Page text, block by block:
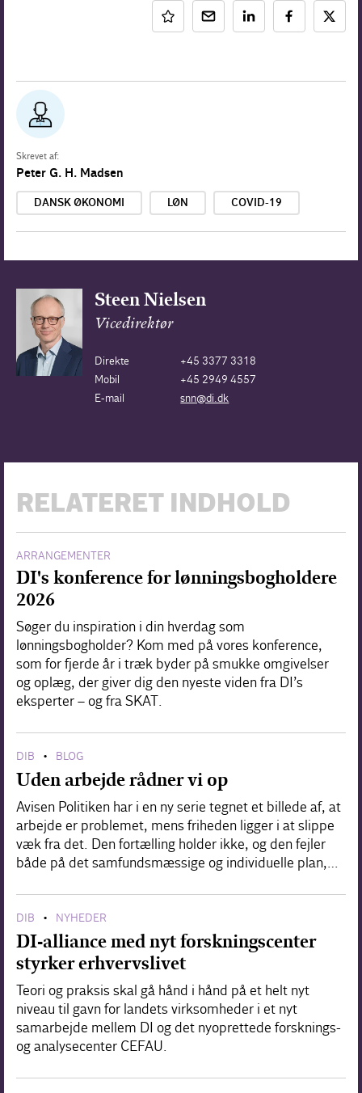
Skrevet af:
Peter G. H. Madsen
DANSK ØKONOMI LØN COVID-19
Steen Nielsen
Vicedirektør
Direkte
+45 3377 3318
Mobil
+45 2949 4557
E-mail
snn@di.dk
RELATERET INDHOLD
ARRANGEMENTER
DI's konference for lønningsbogholdere
2026
Søger du inspiration i din hverdag som
lønningsbogholder? Kom med på vores konference,
som for fjerde år i træk byder på smukke omgivelser
og oplæg, der giver dig den nyeste viden fra DI’s
eksperter – og fra SKAT.
DIB • BLOG
Uden arbejde rådner vi op
Avisen Politiken har i en ny serie tegnet et billede af, at
arbejde er problemet, mens friheden ligger i at slippe
væk fra det. Den fortælling holder ikke, og den fejler
både på det samfundsmæssige og individuelle plan,…
DIB • NYHEDER
DI-alliance med nyt forskningscenter
styrker erhvervslivet
Teori og praksis skal gå hånd i hånd på et helt nyt
niveau til gavn for landets virksomheder i et nyt
samarbejde mellem DI og det nyoprettede forsknings-
og analysecenter CEFAU.